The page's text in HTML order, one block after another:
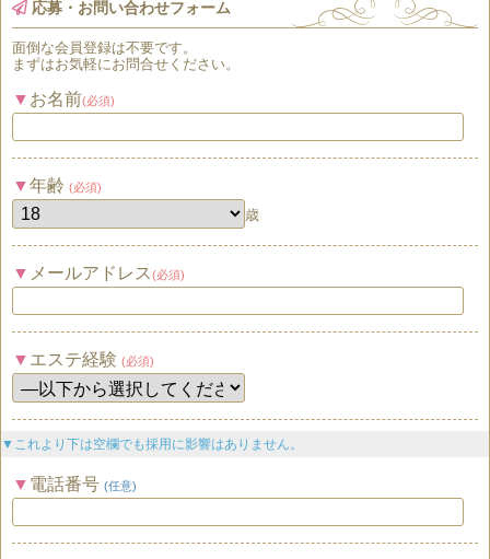
応募・お問い合わせフォーム
面倒な会員登録は不要です。
まずはお気軽にお問合せください。
お名前(必須)
年齢 (必須)
歳
メールアドレス (必須)
エステ経験 (必須)
▼これより下は空欄でも採用に影響はありません。
電話番号 (任意)